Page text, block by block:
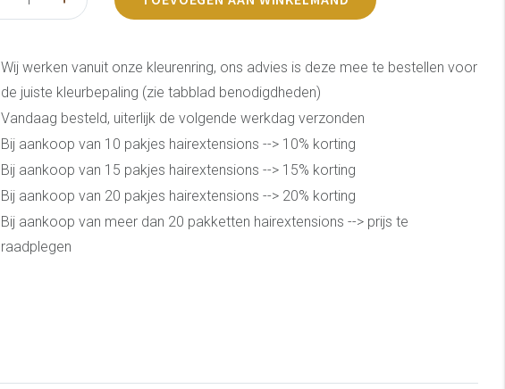
Wij werken vanuit onze kleurenring, ons advies is deze mee te bestellen voor
de juiste kleurbepaling (zie tabblad benodigdheden)
Vandaag besteld, uiterlijk de volgende werkdag verzonden
Bij aankoop van 10 pakjes hairextensions --> 10% korting
Bij aankoop van 15 pakjes hairextensions --> 15% korting
Bij aankoop van 20 pakjes hairextensions --> 20% korting
Bij aankoop van meer dan 20 pakketten hairextensions --> prijs te
raadplegen